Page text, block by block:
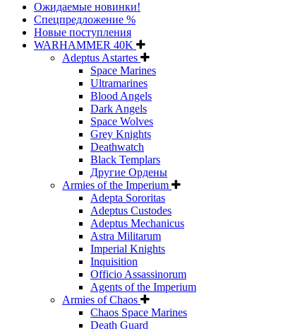
Ожидаемые новинки!
Спецпредложение %
Новые поступления
WARHAMMER 40K
Adeptus Astartes
Space Marines
Ultramarines
Blood Angels
Dark Angels
Space Wolves
Grey Knights
Deathwatch
Black Templars
Другие Ордены
Armies of the Imperium
Adepta Sororitas
Adeptus Custodes
Adeptus Mechanicus
Astra Militarum
Imperial Knights
Inquisition
Officio Assassinorum
Agents of the Imperium
Armies of Chaos
Chaos Space Marines
Death Guard